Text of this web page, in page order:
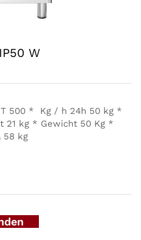
W
T 500 * Kg / h 24h 50 kg *
21 kg * Gewicht 50 Kg *
58 kg